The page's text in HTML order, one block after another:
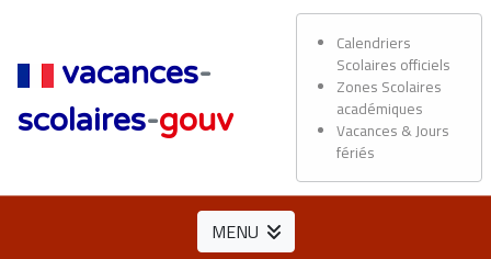
vacances-
scolaires-gouv
Calendriers
Scolaires officiels
Zones Scolaires
académiques
Vacances & Jours
fériés
MENU